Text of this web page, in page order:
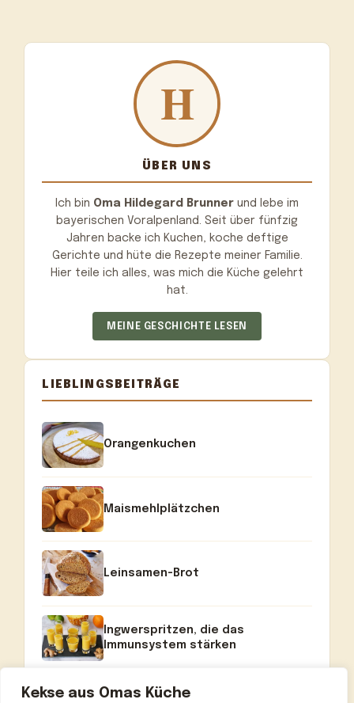
Kekse aus Omas Küche
ÜBER UNS
Ich bin Oma Hildegard Brunner und lebe im
bayerischen Voralpenland. Seit über fünfzig
Jahren backe ich Kuchen, koche deftige
Gerichte und hüte die Rezepte meiner Familie.
Hier teile ich alles, was mich die Küche gelehrt
hat.
MEINE GESCHICHTE LESEN
LIEBLINGSBEITRÄGE
Orangenkuchen
Maismehlplätzchen
Leinsamen-Brot
Ingwerspritzen, die das
Immunsystem stärken